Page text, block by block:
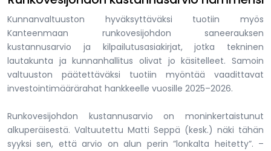
Kunnanvaltuuston hyväksyttäväksi tuotiin myös
Kanteenmaan runkovesijohdon saneerauksen
kustannusarvio ja kilpailutusasiakirjat, jotka tekninen
lautakunta ja kunnanhallitus olivat jo käsitelleet. Samoin
valtuuston päätettäväksi tuotiin myöntää vaadittavat
investointimäärärahat hankkeelle vuosille 2025–2026.
Runkovesijohdon kustannusarvio on moninkertaistunut
alkuperäisestä. Valtuutettu Matti Seppä (kesk.) näki tähän
syyksi sen, että arvio on alun perin ”lonkalta heitetty”. –